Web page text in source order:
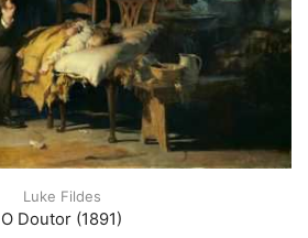
Luke Fildes
O Doutor (1891)